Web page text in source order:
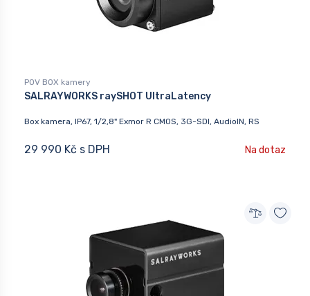
POV BOX kamery
SALRAYWORKS raySHOT UltraLatency
Box kamera, IP67, 1/2,8" Exmor R CMOS, 3G-SDI, AudioIN, RS
29 990 Kč s DPH Na dotaz